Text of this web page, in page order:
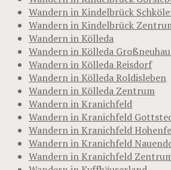
Wandern in Kindelbrück
Wandern in Kindelbrück
Wandern in Kölleda
Wandern in Kölleda
Wandern in Kölleda Reisdorf
Wandern in Kölleda Roldisleben
Wandern in Kölleda Zentrum
Wandern in Kranichfeld
Wandern in Kranichfeld
Wandern in Kranichfeld
Wandern in Kranichfeld
Wandern in Kranichfeld